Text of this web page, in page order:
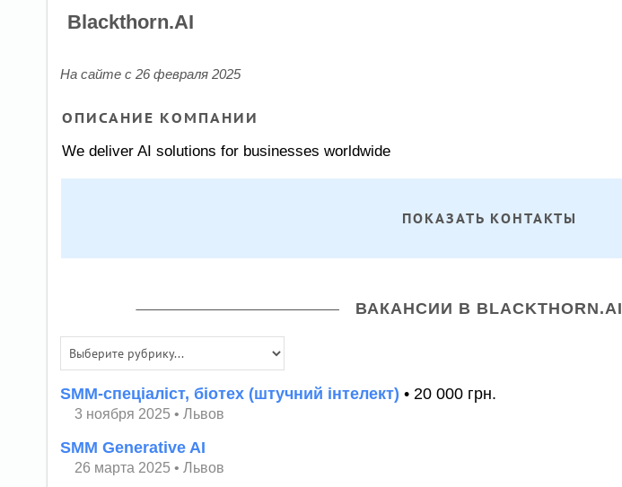
Blackthorn.AI
На сайте с 26 февраля 2025
ОПИСАНИЕ КОМПАНИИ
We deliver AI solutions for businesses worldwide
ПОКАЗАТЬ КОНТАКТЫ
ВАКАНСИИ В BLACKTHORN.AI
SMM-спеціаліст, біотех (штучний інтелект) • 20 000 грн.
3 ноября 2025 • Львов
SMM Generative AI
26 марта 2025 • Львов